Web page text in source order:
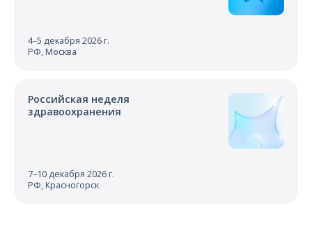
4–5 декабря 2026 г.
РФ, Москва
Российская неделя
здравоохранения
7–10 декабря 2026 г.
РФ, Красногорск